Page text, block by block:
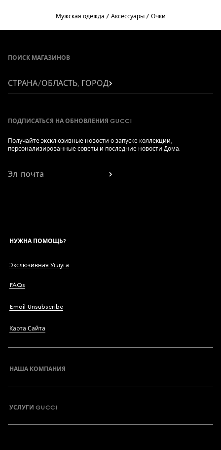
Мужская одежда Аксессуары Очки
ПОИСК МАГАЗИНОВ
СТРАНА/ОБЛАСТЬ, ГОРОД
ПОДПИСАТЬСЯ НА ОБНОВЛЕНИЯ GUCCI
Получайте эксклюзивные новости о запуске коллекции,
персонализированные советы и последние новости Дома.
Эл. почта
НУЖНА ПОМОЩЬ?
Экслюзивная Услуга
FAQs
Email Unsubscribe
Карта Сайта
НАША КОМПАНИЯ
УСЛУГИ GUCCI